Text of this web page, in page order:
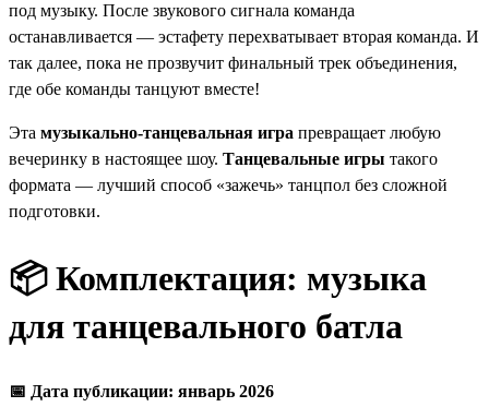
под музыку. После звукового сигнала команда
останавливается — эстафету перехватывает вторая команда. И
так далее, пока не прозвучит финальный трек объединения,
где обе команды танцуют вместе!
Эта музыкально-танцевальная игра превращает любую
вечеринку в настоящее шоу. Танцевальные игры такого
формата — лучший способ «зажечь» танцпол без сложной
подготовки.
📦 Комплектация: музыка
для танцевального батла
📅 Дата публикации: январь 2026